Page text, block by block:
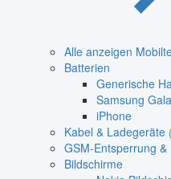
Alle anzeigen
Batterien
Generische
Samsung
iPhone
Kabel & Ladegeräte
GSM-Entsperrung &
Bildschirme